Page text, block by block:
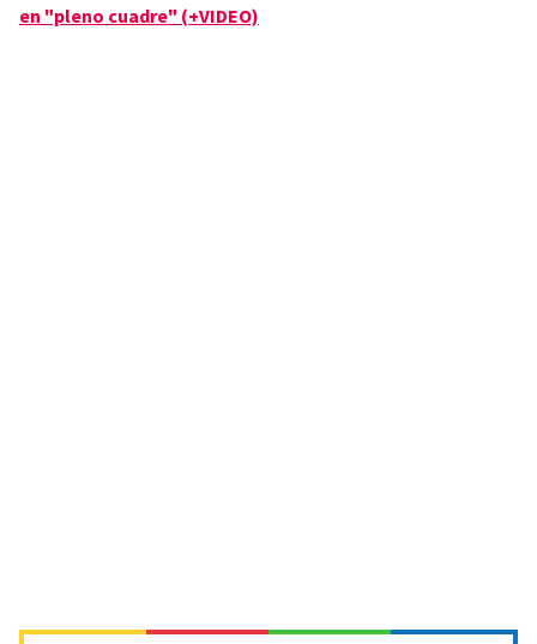
en "pleno cuadre" (+VIDEO)